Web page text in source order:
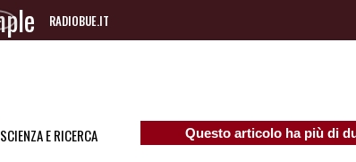
RADIOBUE.IT
Audio
SCIENZA E RICERCA Questo articolo ha più di